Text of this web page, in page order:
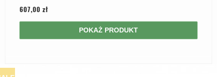
607,00 zł
POKAŻ PRODUKT